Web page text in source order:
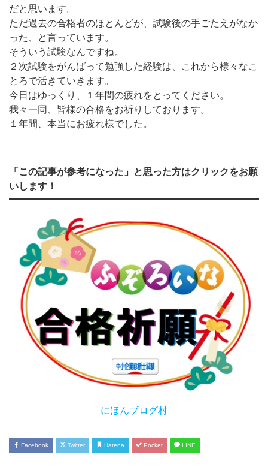
だと思います。
ただ過去の合格者のほとんどが、試験後の手ごたえがなか
った、と言っています。
そういう試験なんですね。
２次試験をがんばって勉強した経験は、これから様々なこ
とろで活きていきます。
今日はゆっくり、１年間の疲れをとってください。
我々一同、皆様の合格をお祈りしております。
１年間、本当にお疲れ様でした。
「この記事が参考になった」と思った方はクリックをお願
いします！
にほんブログ村
Facebook Twitter Hatena Pocket LINE